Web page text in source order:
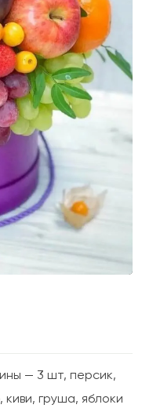
— 3 шт, персик,
киви, груша, яблоки